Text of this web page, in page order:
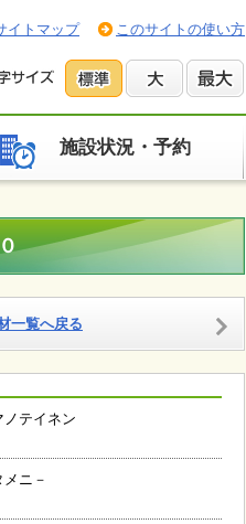
イトマップ このサイトの使い方
施設状況・予約
一覧へ戻る
ノテイネン
ニ－